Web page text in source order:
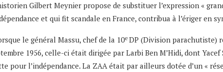
Gilbert Meynier propose de substituer l’expression «
et qui fit scandale en France, contribua à l’ériger en
le général Massu, chef de la 10e DP (Division parachutiste)
1956, celle-ci était dirigée par Larbi Ben M’Hidi, dont
pour l’indépendance. La ZAA était par ailleurs dotée d’un «